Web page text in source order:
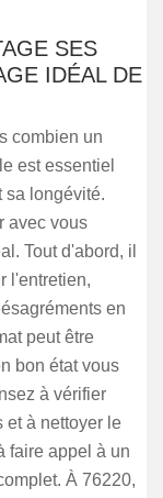
SES
IDÉAL DE
combien un
est essentiel
sa longévité.
avec vous
Tout d'abord, il
l'entretien,
en
peut être
bon état vous
à vérifier
et à nettoyer le
faire appel à un
À 76220,